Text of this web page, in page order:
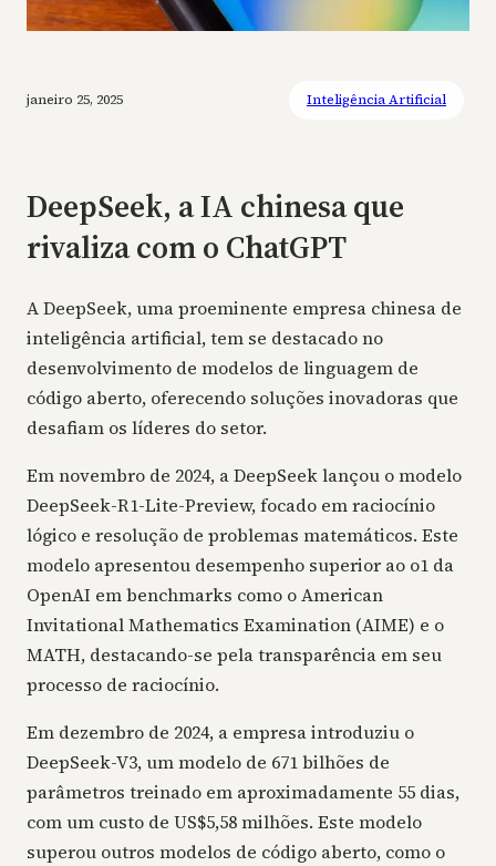
janeiro 25, 2025 Inteligência Artificial
DeepSeek, a IA chinesa que
rivaliza com o ChatGPT
A DeepSeek, uma proeminente empresa chinesa de
inteligência artificial, tem se destacado no
desenvolvimento de modelos de linguagem de
código aberto, oferecendo soluções inovadoras que
desafiam os líderes do setor.
Em novembro de 2024, a DeepSeek lançou o modelo
DeepSeek-R1-Lite-Preview, focado em raciocínio
lógico e resolução de problemas matemáticos. Este
modelo apresentou desempenho superior ao o1 da
OpenAI em benchmarks como o American
Invitational Mathematics Examination (AIME) e o
MATH, destacando-se pela transparência em seu
processo de raciocínio.
Em dezembro de 2024, a empresa introduziu o
DeepSeek-V3, um modelo de 671 bilhões de
parâmetros treinado em aproximadamente 55 dias,
com um custo de US$5,58 milhões. Este modelo
superou outros modelos de código aberto, como o